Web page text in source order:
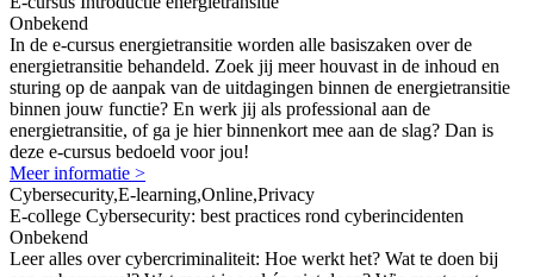
Onbekend
In de e-cursus energietransitie worden alle basiszaken over de
energietransitie behandeld. Zoek jij meer houvast in de inhoud en
sturing op de aanpak van de uitdagingen binnen de energietransitie
binnen jouw functie? En werk jij als professional aan de
energietransitie, of ga je hier binnenkort mee aan de slag? Dan is
deze e-cursus bedoeld voor jou!
Meer informatie >
Cybersecurity,E-learning,Online,Privacy
E-college Cybersecurity: best practices rond cyberincidenten
Onbekend
Leer alles over cybercriminaliteit: Hoe werkt het? Wat te doen bij